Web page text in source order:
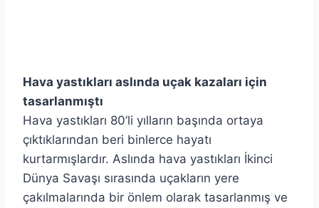
Hava yastıkları aslında uçak kazaları için
tasarlanmıştı
Hava yastıkları 80’li yılların başında ortaya
çıktıklarından beri binlerce hayatı
kurtarmışlardır. Aslında hava yastıkları İkinci
Dünya Savaşı sırasında uçakların yere
çakılmalarında bir önlem olarak tasarlanmış ve